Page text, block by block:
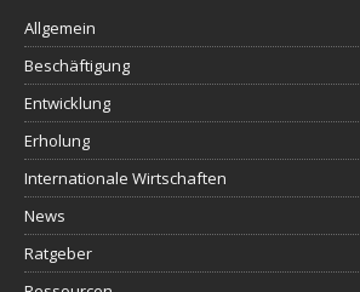
Allgemein
Beschäftigung
Entwicklung
Erholung
Internationale Wirtschaften
News
Ratgeber